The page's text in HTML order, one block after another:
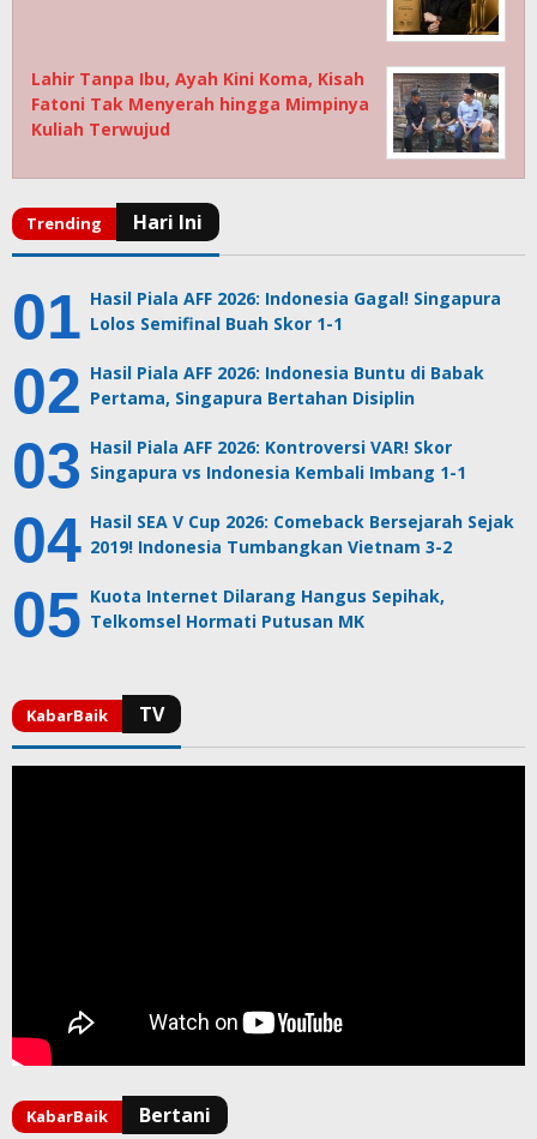
Lahir Tanpa Ibu, Ayah Kini Koma, Kisah
Fatoni Tak Menyerah hingga Mimpinya
Kuliah Terwujud
Hasil Piala AFF 2026: Indonesia Gagal! Singapura
Lolos Semifinal Buah Skor 1-1
Hasil Piala AFF 2026: Indonesia Buntu di Babak
Pertama, Singapura Bertahan Disiplin
Hasil Piala AFF 2026: Kontroversi VAR! Skor
Singapura vs Indonesia Kembali Imbang 1-1
Hasil SEA V Cup 2026: Comeback Bersejarah Sejak
2019! Indonesia Tumbangkan Vietnam 3-2
Kuota Internet Dilarang Hangus Sepihak,
Telkomsel Hormati Putusan MK